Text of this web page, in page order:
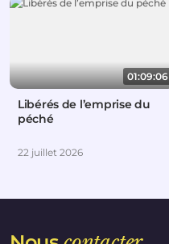
01:09:06
Libérés de l’emprise du
péché
22 juillet 2026